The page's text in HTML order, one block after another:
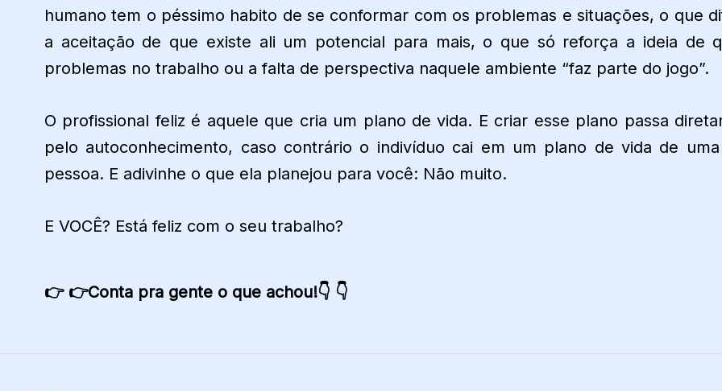
humano tem o péssimo habito de se conformar com os problemas e situações, o que
a aceitação de que existe ali um potencial para mais, o que só reforça a ideia de
problemas no trabalho ou a falta de perspectiva naquele ambiente “faz parte do jogo”.
O profissional feliz é aquele que cria um plano de vida. E criar esse plano passa
pelo autoconhecimento, caso contrário o indivíduo cai em um plano de vida de
pessoa. E adivinhe o que ela planejou para você: Não muito.
E VOCÊ? Está feliz com o seu trabalho?
👉 👉Conta pra gente o que achou!👇 👇